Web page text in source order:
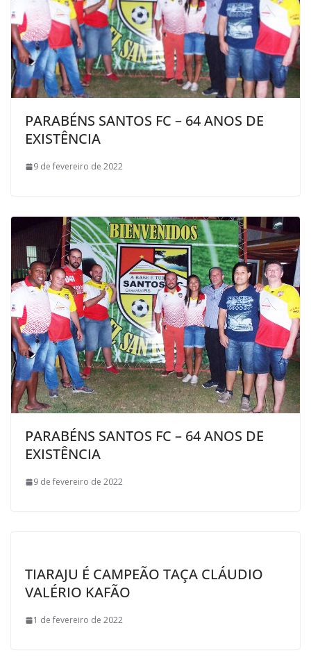
PARABÉNS SANTOS FC – 64 ANOS DE
EXISTÊNCIA
9 de fevereiro de 2022
PARABÉNS SANTOS FC – 64 ANOS DE
EXISTÊNCIA
9 de fevereiro de 2022
TIARAJU É CAMPEÃO TAÇA CLÁUDIO
VALÉRIO KAFÃO
1 de fevereiro de 2022